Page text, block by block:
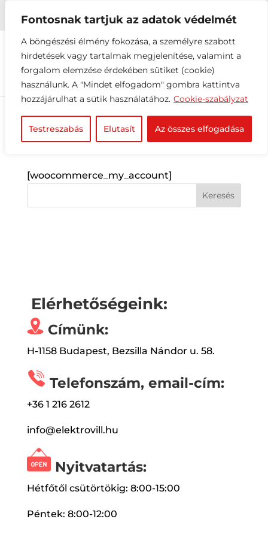
Fontosnak tartjuk az adatok védelmét
A böngészési élmény fokozása, a személyre szabott
hirdetések vagy tartalmak megjelenítése, valamint a
forgalom elemzése érdekében sütiket (cookie)
használunk. A "Mindet elfogadom" gombra kattintva
hozzájárulhat a sütik használatához. Cookie-szabályzat
Testreszabás Elutasít Az összes elfogadása
 +36 1 216 2612 info@elektrovill.hu
A fiókom
[woocommerce_my_account]
Elérhetőségeink:
Címünk:
H-1158 Budapest, Bezsilla Nándor u. 58.
Telefonszám, email-cím:
+36 1 216 2612
info@elektrovill.hu
Nyitvatartás:
Hétfőtől csütörtökig: 8:00-15:00
Péntek: 8:00-12:00